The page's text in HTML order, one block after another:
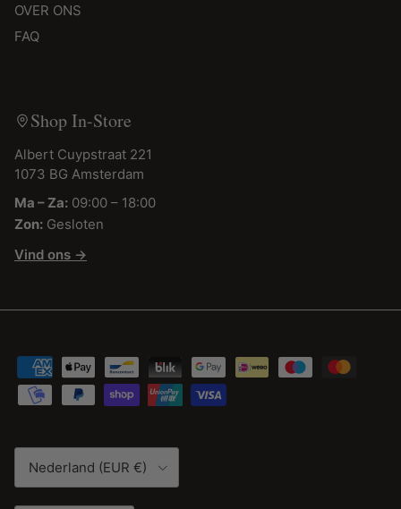
OVER ONS
FAQ
Shop In-Store
Albert Cuypstraat 221
1073 BG Amsterdam
Ma – Za: 09:00 – 18:00
Zon: Gesloten
Vind ons →
Land/Regio
Nederland (EUR €)